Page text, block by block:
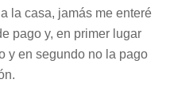
la casa, jamás me enteré
pago y, en primer lugar
y en segundo no la pago